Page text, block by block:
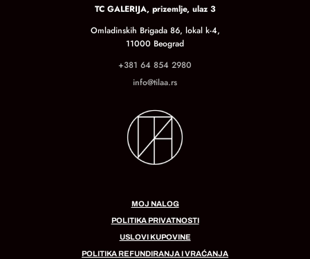
TC GALERIJA, prizemlje, ulaz 3
Omladinskih Brigada 86, lokal k-4,
11000 Beograd
+381 64 854 2980
info@tilaa.rs
MOJ NALOG
POLITIKA PRIVATNOSTI
USLOVI KUPOVINE
POLITIKA REFUNDIRANJA I VRAĆANJA